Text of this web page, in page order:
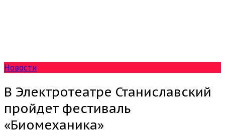
Новости
В Электротеатре Станиславский
пройдет фестиваль
«Биомеханика»